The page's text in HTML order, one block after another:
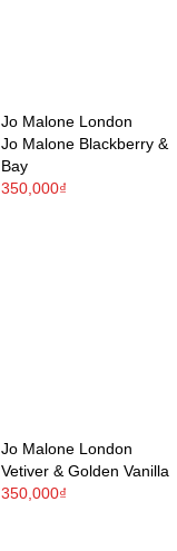
Jo Malone London
Jo Malone Blackberry &
Bay
350,000₫
Jo Malone London
Vetiver & Golden Vanilla
350,000₫